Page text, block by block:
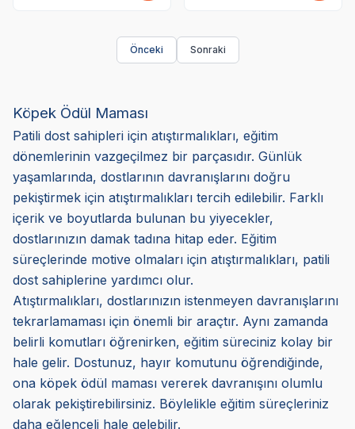
Önceki Sonraki
Köpek Ödül Maması
Patili dost sahipleri için atıştırmalıkları, eğitim
dönemlerinin vazgeçilmez bir parçasıdır. Günlük
yaşamlarında, dostlarının davranışlarını doğru
pekiştirmek için atıştırmalıkları tercih edilebilir. Farklı
içerik ve boyutlarda bulunan bu yiyecekler,
dostlarınızın damak tadına hitap eder. Eğitim
süreçlerinde motive olmaları için atıştırmalıkları, patili
dost sahiplerine yardımcı olur.
Atıştırmalıkları, dostlarınızın istenmeyen davranışlarını
tekrarlamaması için önemli bir araçtır. Aynı zamanda
belirli komutları öğrenirken, eğitim süreciniz kolay bir
hale gelir. Dostunuz, hayır komutunu öğrendiğinde,
ona köpek ödül maması vererek davranışını olumlu
olarak pekiştirebilirsiniz. Böylelikle eğitim süreçleriniz
daha eğlenceli hale gelebilir.